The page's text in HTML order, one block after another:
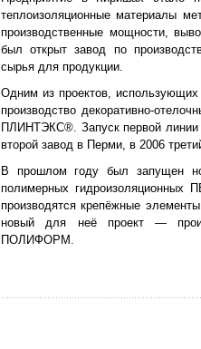
теплоизоляционные материалы
производственные мощности,
был открыт завод по
сырья для продукции.
Одним из проектов,
производство декоративно-
ПЛИНТЭКС®. Запуск первой линии
второй завод в Перми, в 2006
В прошлом году был запущен
полимерных
производятся крепёжные
новый для неё проект —
ПОЛИФОРМ.